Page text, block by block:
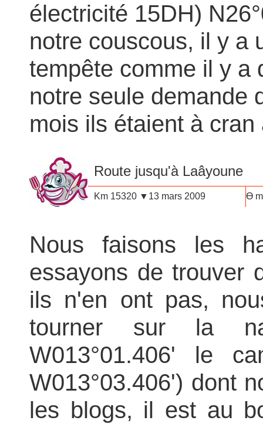
électricité 15DH)
notre couscous, il y a
tempête comme il y a
notre seule demande
mois ils étaient à
Route jusqu'à Laâyoune
Km 15320 ▼13 mars 2009 Ө
Nous faisons les
essayons de trouver
ils n'en ont pas,
tourner sur la
W013°01.406' le
W013°03.406') dont
les blogs, il est au